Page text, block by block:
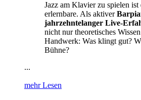
Jazz am Klavier zu spielen
erlernbare. Als aktiver
jahrzehntelanger Live-
nicht nur theoretisches
Handwerk: Was klingt gut?
Bühne?
...
mehr Lesen